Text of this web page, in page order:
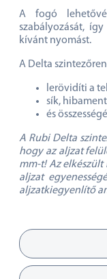
A fogó
szabályozását,
kívánt nyomást.
A Delta
lerövidíti a
sík,
és
A Rubi Delta
hogy az aljzat
mm-t! Az
aljzat
aljzatkiegyenlítő